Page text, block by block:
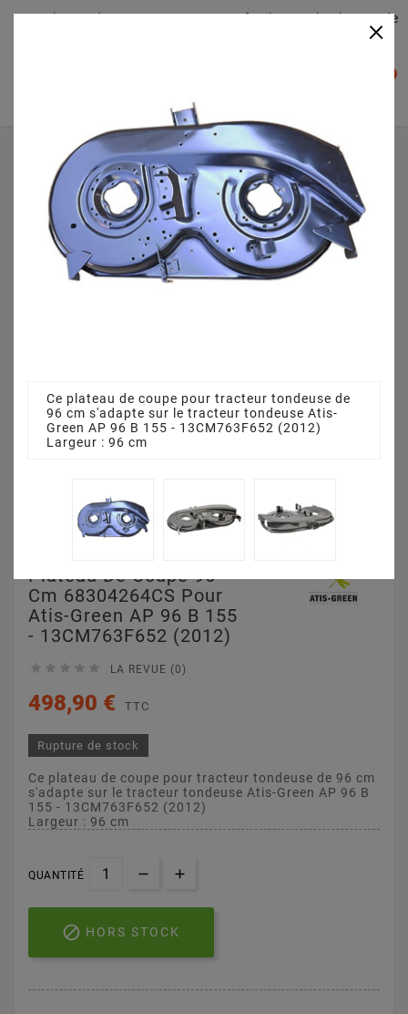
Plateaudecoupe.com : Trouver facilement le plateau de
Accueil
Plateau de coupe
Plateau de coupe 96 cm 68304264CS pour Atis-Green AP
96 B 155 - 13CM763F652 (2012)
Plateau De Coupe 96
Cm 68304264CS Pour
Atis-Green AP 96 B 155
- 13CM763F652 (2012)
     LA REVUE (0)
498,90 € TTC
Rupture de stock
Ce plateau de coupe pour tracteur tondeuse de 96 cm
s'adapte sur le tracteur tondeuse Atis-Green AP 96 B
155 - 13CM763F652 (2012)
Largeur : 96 cm
QUANTITÉ
 HORS STOCK
×
Ce plateau de coupe pour tracteur tondeuse de
96 cm s'adapte sur le tracteur tondeuse Atis-
Green AP 96 B 155 - 13CM763F652 (2012)
Largeur : 96 cm